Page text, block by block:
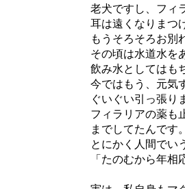
老犬ですし、フィラ
耳は遠くなりまつげ
もうそろそろお別れ
その頃は水道水をあ
飲み水としてはもち
今ではもう、元気す
ぐいぐい引っ張りま
フィラリアの薬も止
までしてたんです。
とにかく人間でいう
「たのむから年相応